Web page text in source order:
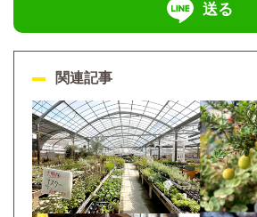
送る
関連記事